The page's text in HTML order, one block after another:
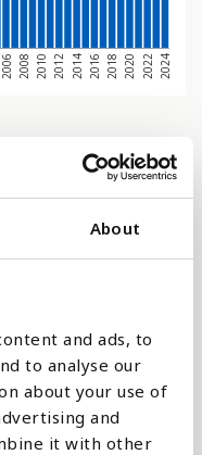
About
and ads, to
to analyse our
about your use of
and
it with other
2006 2008 2010 2012 2014 2016 2018 2020 2022 2024